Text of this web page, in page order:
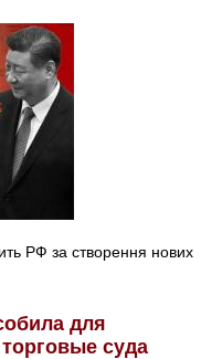
РФ за створення нових
для
суда